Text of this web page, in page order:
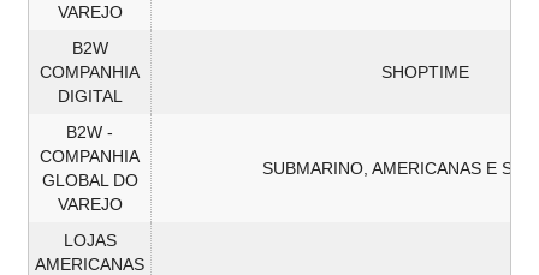
VAREJO
B2W
COMPANHIA
DIGITAL
SHOPTIME
B2W -
COMPANHIA
GLOBAL DO
VAREJO
SUBMARINO, AMERICANAS E
LOJAS
AMERICANAS